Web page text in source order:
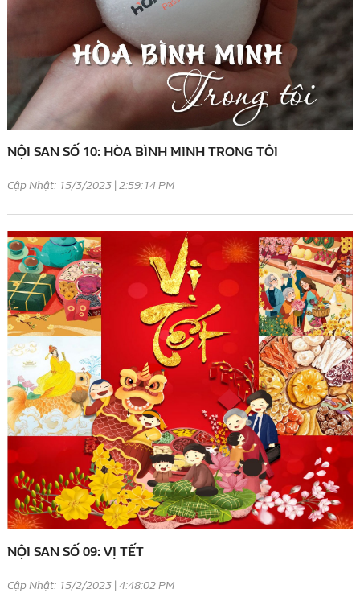
NỘI SAN SỐ 10: HÒA BÌNH MINH TRONG TÔI
Cập Nhật: 15/3/2023 | 2:59:14 PM
NỘI SAN SỐ 09: VỊ TẾT
Cập Nhật: 15/2/2023 | 4:48:02 PM